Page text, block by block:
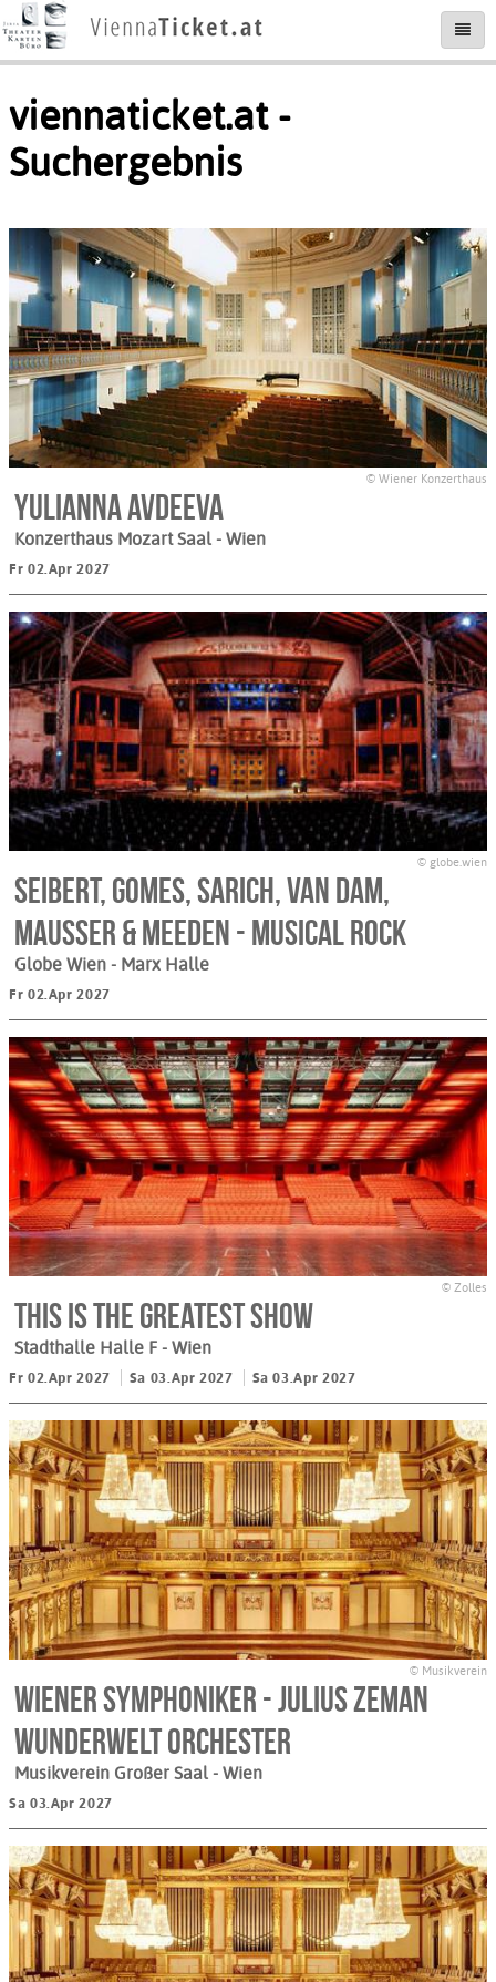
viennaticket.at -
Suchergebnis
© Wiener Konzerthaus
Yulianna Avdeeva
Konzerthaus Mozart Saal - Wien
Fr 02.Apr 2027
© globe.wien
Seibert, Gomes, Sarich, van Dam,
Mausser & Meeden - MUSICAL ROCK
Globe Wien - Marx Halle
Fr 02.Apr 2027
© Zolles
This is THE GREATEST SHOW
Stadthalle Halle F - Wien
Fr 02.Apr 2027 Sa 03.Apr 2027 Sa 03.Apr 2027
© Musikverein
Wiener Symphoniker - Julius Zeman
Wunderwelt Orchester
Musikverein Großer Saal - Wien
Sa 03.Apr 2027